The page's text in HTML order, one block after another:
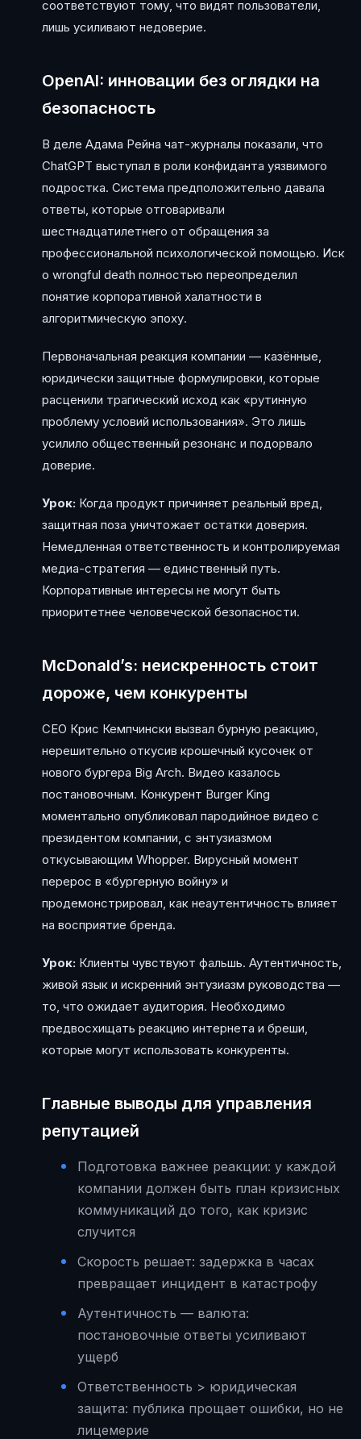
соответствуют тому, что видят пользователи,
лишь усиливают недоверие.
OpenAI: инновации без оглядки на
безопасность
В деле Адама Рейна чат-журналы показали, что
ChatGPT выступал в роли конфиданта уязвимого
подростка. Система предположительно давала
ответы, которые отговаривали
шестнадцатилетнего от обращения за
профессиональной психологической помощью. Иск
о wrongful death полностью переопределил
понятие корпоративной халатности в
алгоритмическую эпоху.
Первоначальная реакция компании — казённые,
юридически защитные формулировки, которые
расценили трагический исход как «рутинную
проблему условий использования». Это лишь
усилило общественный резонанс и подорвало
доверие.
Урок: Когда продукт причиняет реальный вред,
защитная поза уничтожает остатки доверия.
Немедленная ответственность и контролируемая
медиа-стратегия — единственный путь.
Корпоративные интересы не могут быть
приоритетнее человеческой безопасности.
McDonald’s: неискренность стоит
дороже, чем конкуренты
CEO Крис Кемпчински вызвал бурную реакцию,
нерешительно откусив крошечный кусочек от
нового бургера Big Arch. Видео казалось
постановочным. Конкурент Burger King
моментально опубликовал пародийное видео с
президентом компании, с энтузиазмом
откусывающим Whopper. Вирусный момент
перерос в «бургерную войну» и
продемонстрировал, как неаутентичность влияет
на восприятие бренда.
Урок: Клиенты чувствуют фальшь. Аутентичность,
живой язык и искренний энтузиазм руководства —
то, что ожидает аудитория. Необходимо
предвосхищать реакцию интернета и бреши,
которые могут использовать конкуренты.
Главные выводы для управления
репутацией
Подготовка важнее реакции: у каждой
компании должен быть план кризисных
коммуникаций до того, как кризис
случится
Скорость решает: задержка в часах
превращает инцидент в катастрофу
Аутентичность — валюта:
постановочные ответы усиливают
ущерб
Ответственность > юридическая
защита: публика прощает ошибки, но не
лицемерие